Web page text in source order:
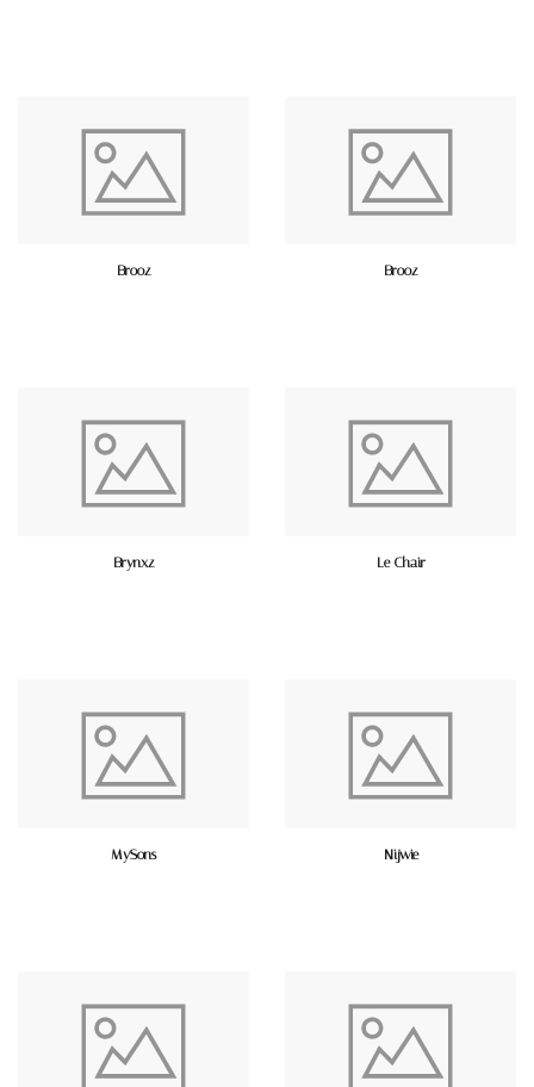
Brooz Brooz
Brynxz Le Chair
MySons Nijwie